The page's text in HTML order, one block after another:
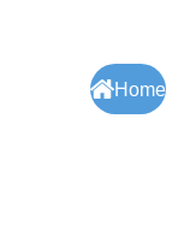
Home